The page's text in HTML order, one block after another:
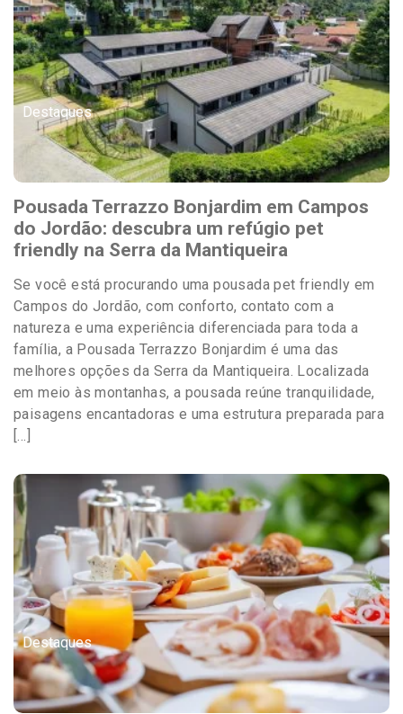
Destaques
Pousada Terrazzo Bonjardim em Campos
do Jordão: descubra um refúgio pet
friendly na Serra da Mantiqueira
Se você está procurando uma pousada pet friendly em
Campos do Jordão, com conforto, contato com a
natureza e uma experiência diferenciada para toda a
família, a Pousada Terrazzo Bonjardim é uma das
melhores opções da Serra da Mantiqueira. Localizada
em meio às montanhas, a pousada reúne tranquilidade,
paisagens encantadoras e uma estrutura preparada para
[…]
Destaques